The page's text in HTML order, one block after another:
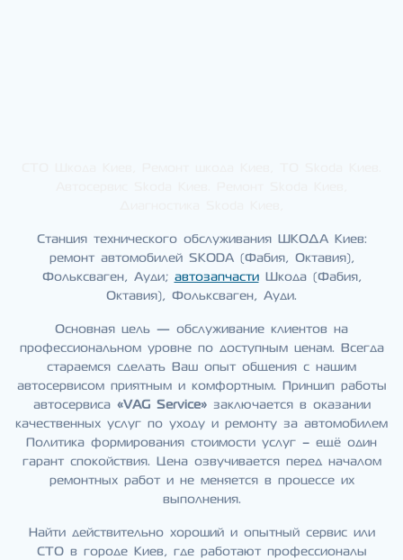
Станция технического обслуживания ШКОДА Киев:
ремонт автомобилей SKODA (Фабия, Октавия),
Фольксваген, Ауди; автозапчастиШкода (Фабия,
Октавия), Фольксваген, Ауди.
Основная цель — обслуживание клиентов на
профессиональном уровне по доступным ценам. Всегда
стараемся сделать Ваш опыт общения с нашим
автосервисом приятным и комфортным. Принцип работы
автосервиса «VAG Service»заключается в оказании
качественных услуг по уходу и ремонту за автомобилем
Политика формирования стоимости услуг – ещё один
гарант спокойствия. Цена озвучивается перед началом
ремонтных работ и не меняется в процессе их
выполнения.
Найти действительно хороший и опытный сервис или
СТО в городе Киев, где работают профессионалы